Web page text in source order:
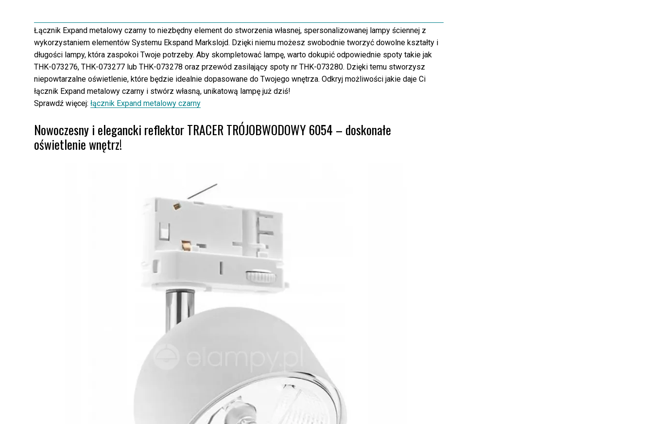
Łącznik Expand metalowy czarny to niezbędny element do stworzenia własnej, spersonalizowanej lampy ściennej z
wykorzystaniem elementów Systemu Ekspand Markslojd. Dzięki niemu możesz swobodnie tworzyć dowolne kształty i
długości lampy, która zaspokoi Twoje potrzeby. Aby skompletować lampę, warto dokupić odpowiednie spoty takie jak
THK-073276, THK-073277 lub THK-073278 oraz przewód zasilający spoty nr THK-073280. Dzięki temu stworzysz
niepowtarzalne oświetlenie, które będzie idealnie dopasowane do Twojego wnętrza. Odkryj możliwości jakie daje Ci
łącznik Expand metalowy czarny i stwórz własną, unikatową lampę już dziś!
Sprawdź więcej: łącznik Expand metalowy czarny
Nowoczesny i elegancki reflektor TRACER TRÓJOBWODOWY 6054 – doskonałe
oświetlenie wnętrz!